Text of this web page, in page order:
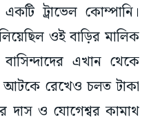
ট্রাভেল কোম্পানি।
ওই বাড়ির মালিক
এখান থেকে
আটকে রেখেও চলত টাকা
দাস ও যোগেশ্বর কামাথ